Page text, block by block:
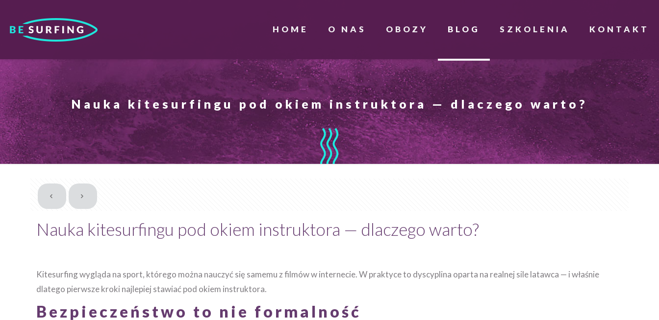
HOME O NAS OBOZY BLOG SZKOLENIA KONTAKT
Nauka kitesurfingu pod okiem instruktora — dlaczego warto?
Nauka kitesurfingu pod okiem instruktora — dlaczego warto?
Kitesurfing wygląda na sport, którego można nauczyć się samemu z filmów w internecie. W praktyce to dyscyplina oparta na realnej sile latawca — i właśnie
dlatego pierwsze kroki najlepiej stawiać pod okiem instruktora.
Bezpieczeństwo to nie formalność